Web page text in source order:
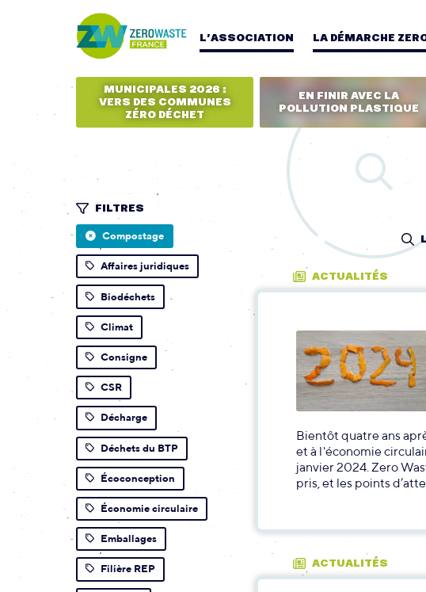
L’ASSOCIATION LA DÉMARCHE
MUNICIPALES 2026 :
VERS DES COMMUNES
ZÉRO DÉCHET
EN FINIR AVEC LA
POLLUTION PLASTIQUE
FILTRES
Compostage
Affaires juridiques
Biodéchets
Climat
Consigne
CSR
Décharge
Déchets du BTP
Écoconception
Économie circulaire
Emballages
Filière REP
ACTUALITÉS
Bientôt quatre ans
et à l'économie
janvier 2024. Zero
pris, et les points
ACTUALITÉS